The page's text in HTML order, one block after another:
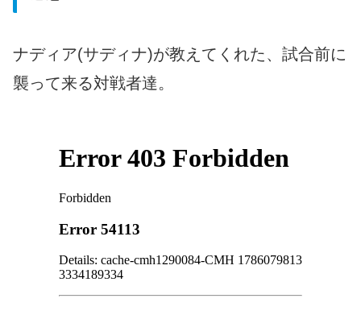
ナディア(サディナ)が教えてくれた、試合前に
襲って来る対戦者達。